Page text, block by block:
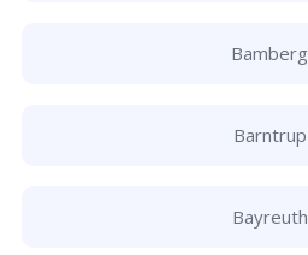
Bamberg
Barntrup
Bayreuth